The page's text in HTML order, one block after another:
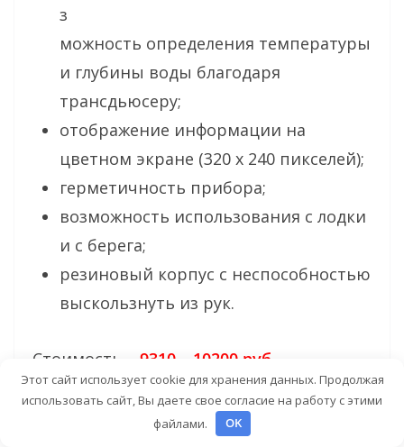
з
можность определения температуры
и глубины воды благодаря
трансдьюсеру;
отображение информации на
цветном экране (320 х 240 пикселей);
герметичность прибора;
возможность использования с лодки
и с берега;
резиновый корпус с неспособностью
выскользнуть из рук.
Стоимость – 9310 – 10200 руб.
Deeper Smart Sonar Pro
Этот сайт использует cookie для хранения данных. Продолжая
использовать сайт, Вы даете свое согласие на работу с этими
файлами.
OK